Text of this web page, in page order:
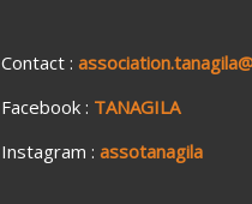
Contact :
Facebook : TANAGILA
Instagram : assotanagila